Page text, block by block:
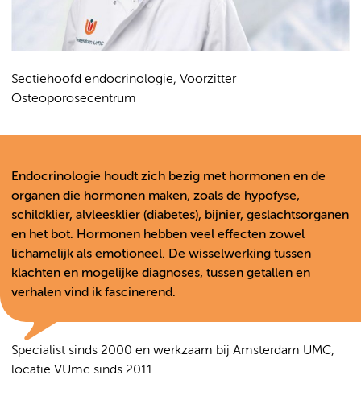
Sectiehoofd endocrinologie, Voorzitter
Osteoporosecentrum
Endocrinologie houdt zich bezig met hormonen en de
organen die hormonen maken, zoals de hypofyse,
schildklier, alvleesklier (diabetes), bijnier, geslachtsorganen
en het bot. Hormonen hebben veel effecten zowel
lichamelijk als emotioneel. De wisselwerking tussen
klachten en mogelijke diagnoses, tussen getallen en
verhalen vind ik fascinerend.
Specialist sinds 2000 en werkzaam bij Amsterdam UMC,
locatie VUmc sinds 2011